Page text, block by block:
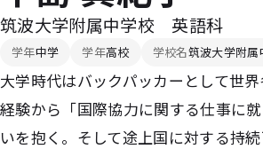
筑波大学附属中学校 英語科
学年中学 学年高校 学校名筑波大学附属
大学時代はバックパッカーとして世
経験から「国際協力に関する仕事に
いを抱く。そして途上国に対する持